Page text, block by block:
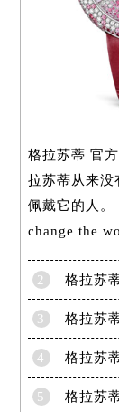
格拉苏蒂 官
拉苏蒂从来没
佩戴它的人
change the
2
3
4
5